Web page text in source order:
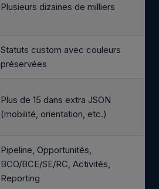
Plusieurs dizaines de milliers
Statuts custom avec couleurs
préservées
Plus de 15 dans extra JSON
(mobilité, orientation, etc.)
Pipeline, Opportunités,
BCO/BCE/SE/RC, Activités,
Reporting